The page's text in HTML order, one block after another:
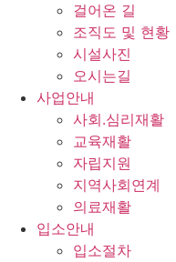
걸어온 길
조직도 및 현황
시설사진
오시는길
사업안내
사회.심리재활
교육재활
자립지원
지역사회연계
의료재활
입소안내
입소절차